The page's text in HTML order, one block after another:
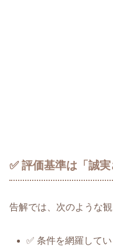
✅ 評価基準は「誠
告解では、次のような
✅ 条件を網羅して